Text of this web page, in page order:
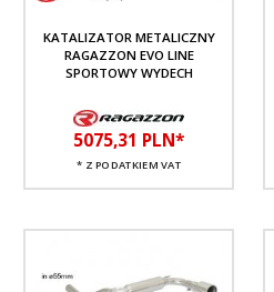
KATALIZATOR METALICZNY
RAGAZZON EVO LINE
SPORTOWY WYDECH
5075,31 PLN*
* Z PODATKIEM VAT